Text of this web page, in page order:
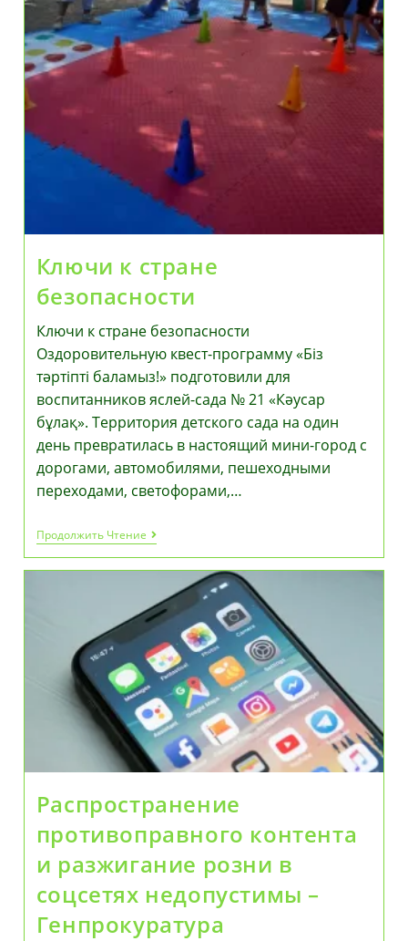
Ключи к стране
безопасности
Ключи к стране безопасности
Оздоровительную квест-программу «Біз
тәртіпті баламыз!» подготовили для
воспитанников яслей-сада № 21 «Кәусар
бұлақ». Территория детского сада на один
день превратилась в настоящий мини-город с
дорогами, автомобилями, пешеходными
переходами, светофорами,…
Продолжить ЧтениеКлючи
К
Стране
Безопасности
Распространение
противоправного контента
и разжигание розни в
соцсетях недопустимы –
Генпрокуратура